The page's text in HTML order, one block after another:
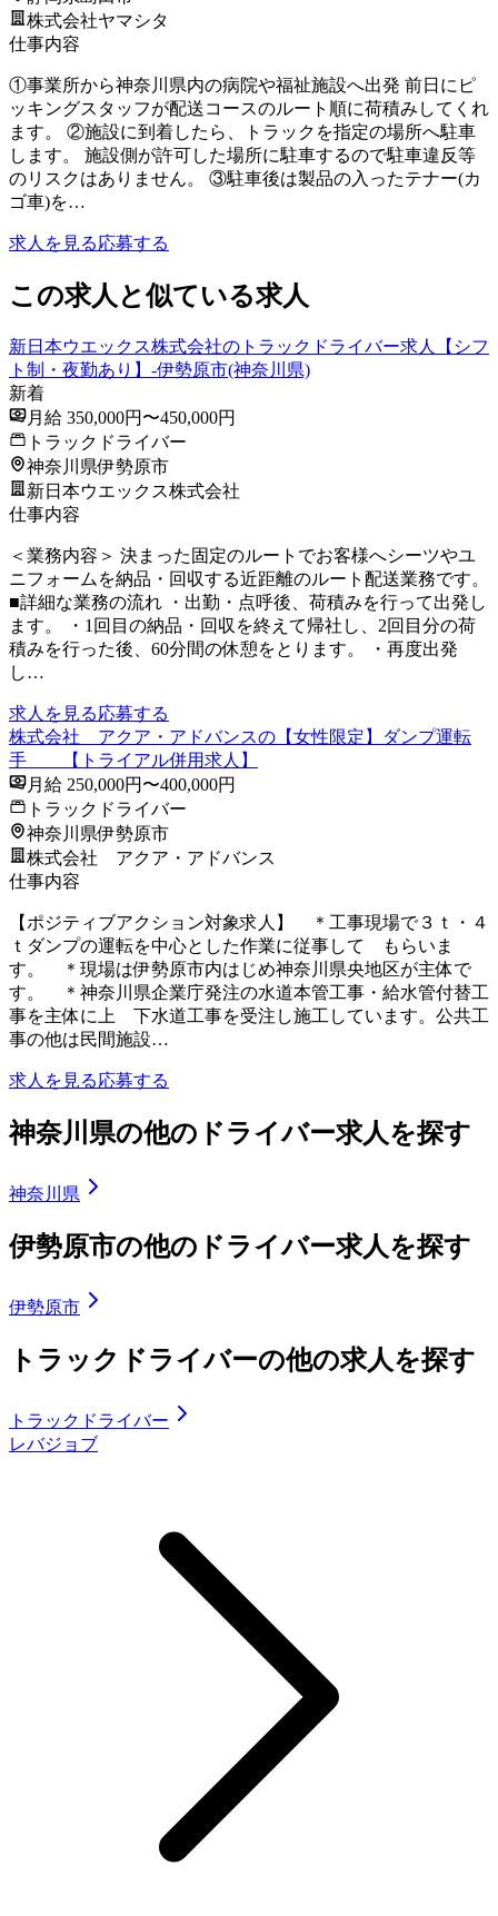
株式会社ヤマシタ
仕事内容
①事業所から神奈川県内の病院や福祉施設へ出発 前日にピ
ッキングスタッフが配送コースのルート順に荷積みしてくれ
ます。 ②施設に到着したら、トラックを指定の場所へ駐車
します。 施設側が許可した場所に駐車するので駐車違反等
のリスクはありません。 ③駐車後は製品の入ったテナー(カ
ゴ車)を…
求人を見る応募する
この求人と似ている求人
新日本ウエックス株式会社のトラックドライバー求人【シフ
ト制・夜勤あり】-伊勢原市(神奈川県)
新着
月給 350,000円〜450,000円
トラックドライバー
神奈川県伊勢原市
新日本ウエックス株式会社
仕事内容
＜業務内容＞ 決まった固定のルートでお客様へシーツやユ
ニフォームを納品・回収する近距離のルート配送業務です。
■詳細な業務の流れ ・出勤・点呼後、荷積みを行って出発し
ます。 ・1回目の納品・回収を終えて帰社し、2回目分の荷
積みを行った後、60分間の休憩をとります。 ・再度出発
し…
求人を見る応募する
株式会社 アクア・アドバンスの【女性限定】ダンプ運転
手 【トライアル併用求人】
月給 250,000円〜400,000円
トラックドライバー
神奈川県伊勢原市
株式会社 アクア・アドバンス
仕事内容
【ポジティブアクション対象求人】 ＊工事現場で３ｔ・４
ｔダンプの運転を中心とした作業に従事して もらいま
す。 ＊現場は伊勢原市内はじめ神奈川県央地区が主体で
す。 ＊神奈川県企業庁発注の水道本管工事・給水管付替工
事を主体に上 下水道工事を受注し施工しています。公共工
事の他は民間施設…
求人を見る応募する
神奈川県の他のドライバー求人を探す
神奈川県
伊勢原市の他のドライバー求人を探す
伊勢原市
トラックドライバーの他の求人を探す
トラックドライバー
レバジョブ